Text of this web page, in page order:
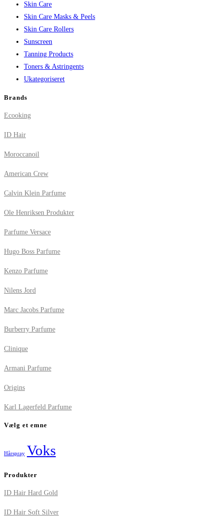
Skin Care
Skin Care Masks & Peels
Skin Care Rollers
Sunscreen
Tanning Products
Toners & Astringents
Ukategoriseret
Brands
Ecooking
ID Hair
Moroccanoil
American Crew
Calvin Klein Parfume
Ole Henriksen Produkter
Parfume Versace
Hugo Boss Parfume
Kenzo Parfume
Nilens Jord
Marc Jacobs Parfume
Burberry Parfume
Clinique
Armani Parfume
Origins
Karl Lagerfeld Parfume
Vælg et emne
Hårspray Voks
Produkter
ID Hair Hard Gold
ID Hair Soft Silver